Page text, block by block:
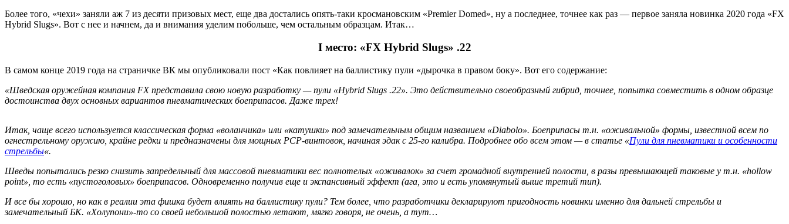
Более того, «чехи» заняли аж 7 из десяти призовых мест, еще два достались опять-таки кросмановским «Premier Domed», ну а последнее, точнее как раз — первое заняла новинка 2020 года «FX
Hybrid Slugs». Вот с нее и начнем, да и внимания уделим побольше, чем остальным образцам. Итак…
I место: «FX Hybrid Slugs» .22
В самом конце 2019 года на страничке ВК мы опубликовали пост «Как повлияет на баллистику пули «дырочка в правом боку». Вот его содержание:
«Шведская оружейная компания FX представила свою новую разработку — пули «Hybrid Slugs .22». Это действительно своеобразный гибрид, точнее, попытка совместить в одном образце
достоинства двух основных вариантов пневматических боеприпасов. Даже трех!
Итак, чаще всего используется классическая форма «воланчика» или «катушки» под замечательным общим названием «Diabolo». Боеприпасы т.н. «оживальной» формы, известной всем по
огнестрельному оружию, крайне редки и предназначены для мощных PCP-винтовок, начиная эдак с 25-го калибра. Подробнее обо всем этом — в статье «Пули для пневматики и особенности
стрельбы«.
Шведы попытались резко снизить запредельный для массовой пневматики вес полнотелых «оживалок» за счет громадной внутренней полости, в разы превышающей таковые у т.н. «hollow
point», то есть «пустоголовых» боеприпасов. Одновременно получив еще и экспансивный эффект (ага, это и есть упомянутый выше третий тип).
И все бы хорошо, но как в реалии эта фишка будет влиять на баллистику пули? Тем более, что разработчики декларируют пригодность новинки именно для дальней стрельбы и
замечательный БК. «Холупони»-то со своей небольшой полостью летают, мягко говоря, не очень, а тут…